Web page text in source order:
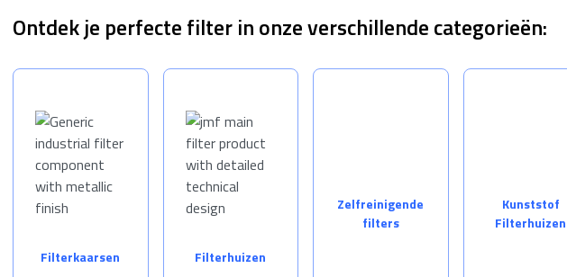
Ontdek je perfecte filter in onze verschillende categorieën:
Filterkaarsen Filterhuizen
Zelfreinigende
filters
Kunststof
Filterhuizen